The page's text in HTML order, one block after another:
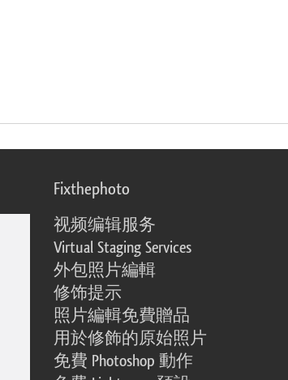
Fixthephoto
视频编辑服务
Virtual Staging Services
外包照片編輯
修饰提示
照片編輯免費贈品
用於修飾的原始照片
免費 Photoshop 動作